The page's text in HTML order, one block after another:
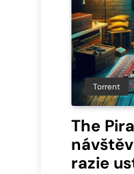
Torrent
The
razie